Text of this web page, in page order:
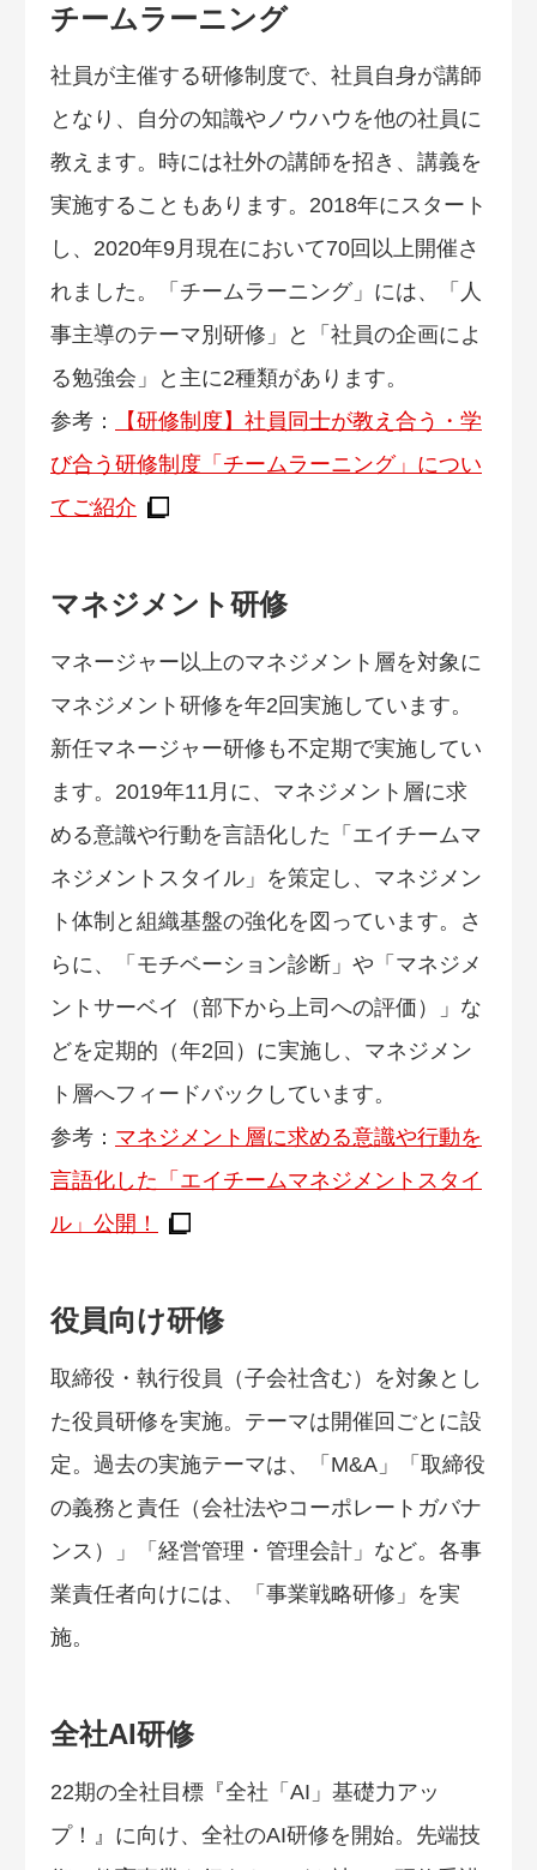
チームラーニング
社員が主催する研修制度で、社員自身が講師
となり、自分の知識やノウハウを他の社員に
教えます。時には社外の講師を招き、講義を
実施することもあります。2018年にスタート
し、2020年9月現在において70回以上開催さ
れました。「チームラーニング」には、「人
事主導のテーマ別研修」と「社員の企画によ
る勉強会」と主に2種類があります。
参考：
【研修制度】社員同士が教え合う・学
び合う研修制度「チームラーニング」につい
てご紹介
マネジメント研修
マネージャー以上のマネジメント層を対象に
マネジメント研修を年2回実施しています。
新任マネージャー研修も不定期で実施してい
ます。2019年11月に、マネジメント層に求
める意識や行動を言語化した「エイチームマ
ネジメントスタイル」を策定し、マネジメン
ト体制と組織基盤の強化を図っています。さ
らに、「モチベーション診断」や「マネジメ
ントサーベイ（部下から上司への評価）」な
どを定期的（年2回）に実施し、マネジメン
ト層へフィードバックしています。
参考： マネジメント層に求める意識や行動を
言語化した「エイチームマネジメントスタイ
ル」公開！
役員向け研修
取締役・執行役員（子会社含む）を対象とし
た役員研修を実施。テーマは開催回ごとに設
定。過去の実施テーマは、「M&A」「取締役
の義務と責任（会社法やコーポレートガバナ
ンス）」「経営管理・管理会計」など。各事
業責任者向けには、「事業戦略研修」を実
施。
全社AI研修
22期の全社目標『全社「AI」基礎力アッ
プ！』に向け、全社のAI研修を開始。先端技